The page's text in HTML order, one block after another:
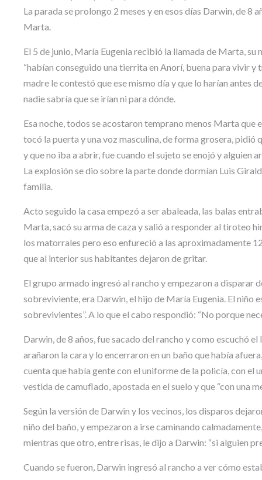
La parada se prolongo 2 meses y en esos días Darwin, de 8
Marta.
El 5 de junio, María Eugenia recibió la llamada de Marta, su
“habían conseguido una tierrita en Anorí, buena para vivir y
madre le contestó que ese mismo día y que lo harían antes
nadie sabría que se irían ni para dónde.
Esa noche, todos se acostaron temprano menos Marta
tocó la puerta y una voz masculina, de forma grosera,
y que no iba a abrir, fue cuando el sujeto se enojó y alguien
La explosión se dio sobre la parte donde dormían Luis
familia.
Acto seguido la casa empezó a ser abaleada, las balas
Marta, sacó su arma de caza y salió a responder al tiroteo
los matorrales pero eso enfureció a las aproximadamente
que al interior sus habitantes dejaron de gritar.
El grupo armado ingresó al rancho y empezaron a disparar
sobreviviente, era Darwin, el hijo de María Eugenia. El niño
sobrevivientes”. A lo que el cabo respondió: “No porque
Darwin, de 8 años, fue sacado del rancho y como escuchó
arañaron la cara y lo encerraron en un baño que había
cuenta que había gente con el uniforme de la policía, con
vestida de camuflado, apostada en el suelo y que “con una
Según la versión de Darwin y los vecinos, los disparos
niño del baño, y empezaron a irse caminando
mientras que otro, entre risas, le dijo a Darwin: “si alguien
Cuando se fueron, Darwin ingresó al rancho a ver cómo